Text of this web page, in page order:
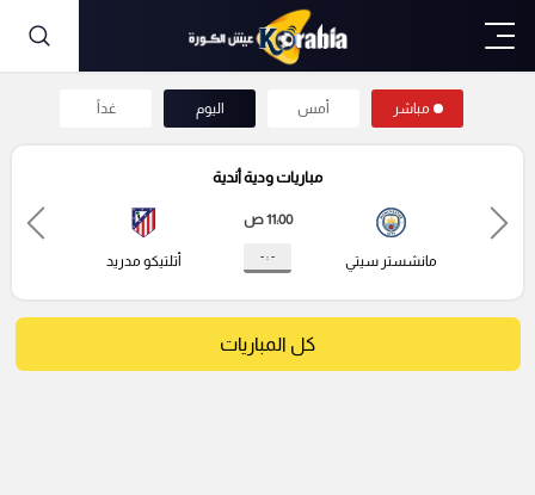
مباشر أمس اليوم غداً
مباريات ودية أندية
مانشستر سيتي
11:00 ص
- : - أتلتيكو مدريد
كل المباريات